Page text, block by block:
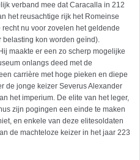
verband mee dat Caracalla in 212
het reusachtige rijk het Romeinse
nu voor zovelen het geldende
belasting kon worden geïnd).
maakte er een zo scherp mogelijke
onlangs deed met de
carrière met hoge pieken en diepe
de jonge keizer Severus Alexander
het imperium. De elite van het leger,
zijn pogingen een einde te maken
en enkele van deze elite­soldaten
de machteloze keizer in het jaar 223